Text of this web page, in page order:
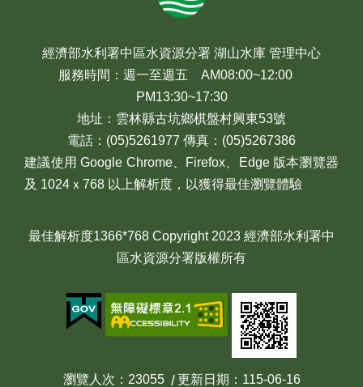
經濟部水利署中區水資源分署 湖山水庫 管理中心
服務時間：週一至週五 AM08:00~12:00
PM13:30~17:30
地址：雲林縣古坑鄉棋盤村興東53號
電話：(05)5261977 傳真：(05)5267386
建議使用 Google Chrome、Firefox、Edge 版本瀏覽器
及 1024ｘ768 以上解析度，以獲得最佳瀏覽體驗
最佳解析度1366*768 Copyright 2023 經濟部水利署中
區水資源分署版權所有
瀏覽人次 23055 更新日期 115-06-16